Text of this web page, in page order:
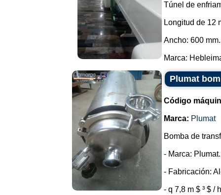
Túnel de
Longitud de 12
Ancho: 600 mm.
Marca:
Plumat
Código
Marca: Plumat
Bomba de
- Marca: Plumat.
- Fabricación:
- q 7,8 m $ ³ $ /